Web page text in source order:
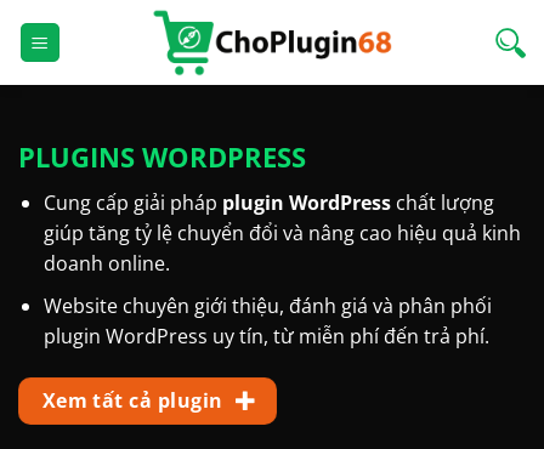
qua
PLUGINS WORDPRESS
Cung cấp giải pháp plugin WordPresschất lượng
giúp tăng tỷ lệ chuyển đổi và nâng cao hiệu quả kinh
doanh online.
Website chuyên giới thiệu, đánh giá và phân phối
plugin WordPress uy tín, từ miễn phí đến trả phí.
Xem tất cả plugin